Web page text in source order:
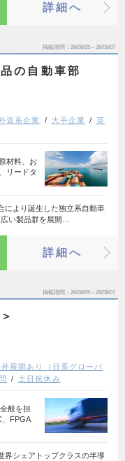
詳細へ
掲載期間 26/08/05～26/09/07
の自動車部
資系企業 大手企業
英
材料、お
リードタ
により誕生した独立系自動車
い製品群を展開…
詳細へ
掲載期間 26/08/05～26/09/07
外展開あり（日系グローバ
土日祝休み
般を担
、FPGA
界シェアトップクラスの半導